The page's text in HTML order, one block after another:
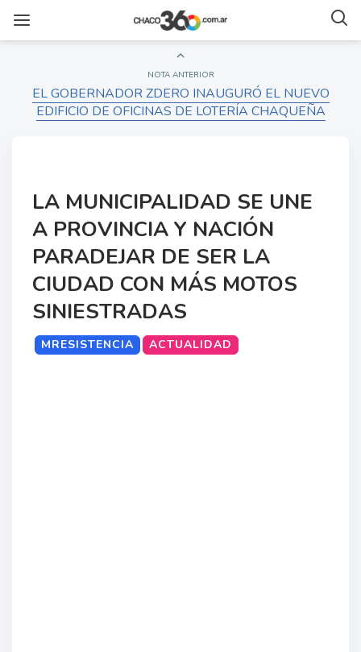
NOTA ANTERIOR
EL GOBERNADOR ZDERO INAUGURÓ EL NUEVO
EDIFICIO DE OFICINAS DE LOTERÍA CHAQUEÑA
LA MUNICIPALIDAD SE UNE
A PROVINCIA Y NACIÓN
PARADEJAR DE SER LA
CIUDAD CON MÁS MOTOS
SINIESTRADAS
MRESISTENCIA ACTUALIDAD